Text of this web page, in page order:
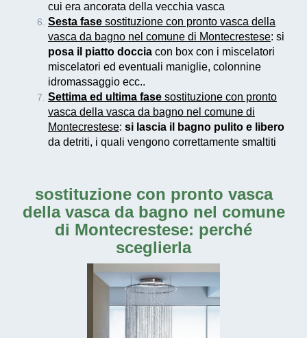
cui era ancorata della vecchia vasca
Sesta fase sostituzione con pronto vasca della
vasca da bagno nel comune di Montecrestese: si
posa il piatto doccia con box con i miscelatori
miscelatori ed eventuali maniglie, colonnine
idromassaggio ecc..
Settima ed ultima fase sostituzione con pronto
vasca della vasca da bagno nel comune di
Montecrestese: si lascia il bagno pulito e libero
da detriti, i quali vengono correttamente smaltiti
sostituzione con pronto vasca
della vasca da bagno nel comune
di Montecrestese: perché
sceglierla